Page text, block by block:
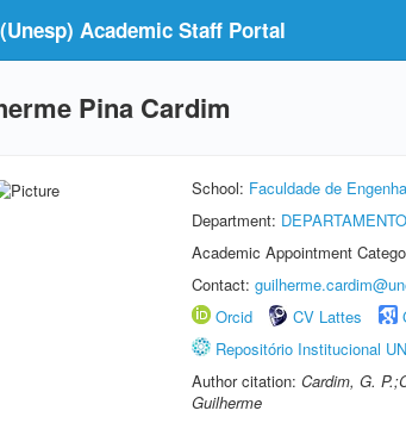
Academic Staff Portal
Pina Cardim
School: Faculdade de
Department:
Academic Appointment
Contact:
Orcid
CV Lattes
Repositório Institucional
Author citation: Cardim, G.
Guilherme